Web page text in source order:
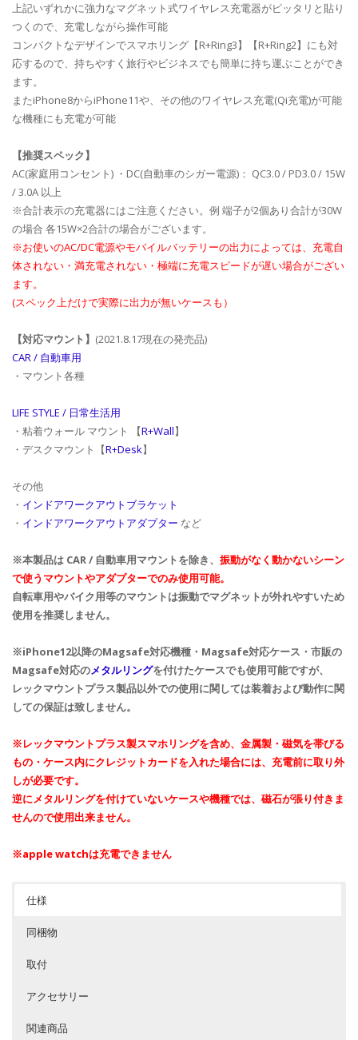
上記いずれかに強力なマグネット式ワイヤレス充電器がピッタリと貼り
つくので、充電しながら操作可能
コンパクトなデザインでスマホリング【R+Ring3】【R+Ring2】にも対
応するので、持ちやすく旅行やビジネスでも簡単に持ち運ぶことができ
ます。
またiPhone8からiPhone11や、その他のワイヤレス充電(Qi充電)が可能
な機種にも充電が可能
【推奨スペック】
AC(家庭用コンセント) ・DC(自動車のシガー電源)： QC3.0 / PD3.0 / 15W
/ 3.0A 以上
※合計表示の充電器にはご注意ください。例 端子が2個あり合計が30W
の場合 各15W×2合計の場合がございます。
※お使いのAC/DC電源やモバイルバッテリーの出力によっては、充電自
体されない・満充電されない・極端に充電スピードが遅い場合がござい
ます。
(スペック上だけで実際に出力が無いケースも）
【対応マウント】 (2021.8.17現在の発売品)
CAR / 自動車用
・マウント各種
LIFE STYLE / 日常生活用
・粘着ウォール マウント 【R+Wall】
・デスクマウント【R+Desk】
その他
・ インドアワークアウトブラケット
・ インドアワークアウトアダプター など
※本製品は CAR / 自動車用マウントを除き、 振動がなく動かないシーン
で使うマウントやアダプターでのみ使用可能。
自転車用やバイク用等のマウントは振動でマグネットが外れやすいため
使用を推奨しません。
※iPhone12以降のMagsafe対応機種・Magsafe対応ケース・市販の
Magsafe対応のメタルリングを付けたケースでも使用可能ですが、
レックマウントプラス製品以外での使用に関しては装着および動作に関
しての保証は致しません。
※レックマウントプラス製スマホリングを含め、金属製・磁気を帯びる
もの・ケース内にクレジットカードを入れた場合には、充電前に取り外
しが必要です。
逆にメタルリングを付けていないケースや機種では、磁石が張り付きま
せんので使用出来ません。
※apple watchは充電できません
仕様
同梱物
取付
アクセサリー
関連商品